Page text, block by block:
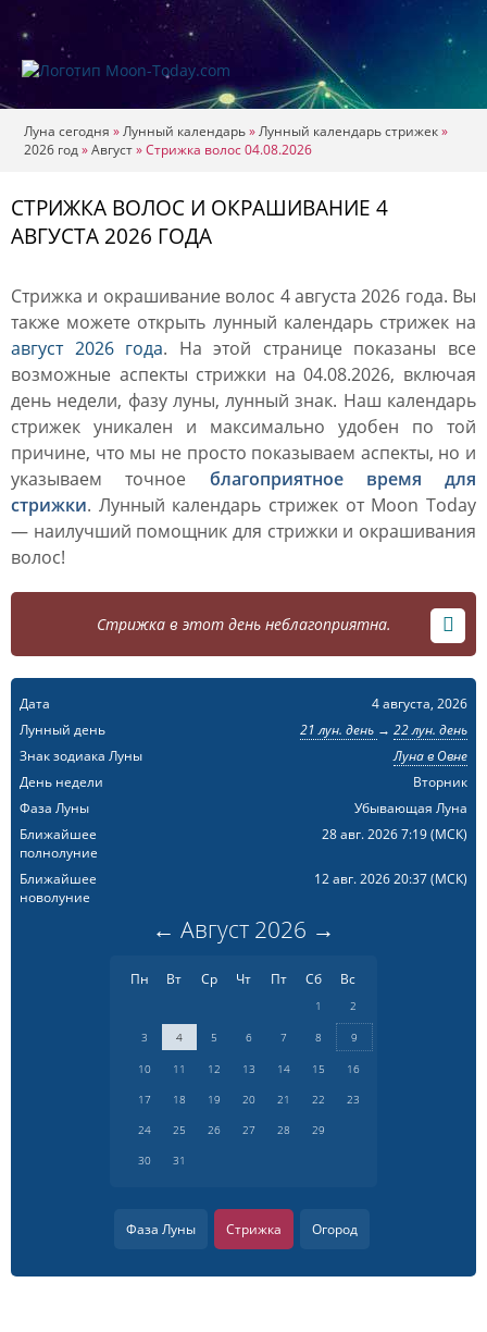
Луна сегодня »Лунный календарь»Лунный календарь стрижек»
2026 год»Август»Стрижка волос 04.08.2026
СТРИЖКА ВОЛОС И ОКРАШИВАНИЕ 4
АВГУСТА 2026 ГОДА
Стрижка и окрашивание волос 4 августа 2026 года. Вы
также можете открыть лунный календарь стрижек на
август 2026 года. На этой странице показаны все
возможные аспекты стрижки на 04.08.2026, включая
день недели, фазу луны, лунный знак. Наш календарь
стрижек уникален и максимально удобен по той
причине, что мы не просто показываем аспекты, но и
указываем точное благоприятное время для
стрижки. Лунный календарь стрижек от Moon Today
— наилучший помощник для стрижки и окрашивания
волос!
Стрижка в этот день неблагоприятна.
Дата
4 августа, 2026
Лунный день
21 лун. день → 22 лун. день
Знак зодиака Луны
Луна в Овне
День недели
Вторник
Фаза Луны
Убывающая Луна
Ближайшее
полнолуние
28 авг. 2026 7:19(МСК)
Ближайшее
новолуние
12 авг. 2026 20:37(МСК)
← Август 2026 →
Пн Вт Ср Чт Пт Сб Вс
1 2
3 4 5 6 7 8 9
10 11 12 13 14 15
16
17
18 19 20 21 22
23
24
25 26 27 28
29
30
31
Фаза Луны Стрижка Огород